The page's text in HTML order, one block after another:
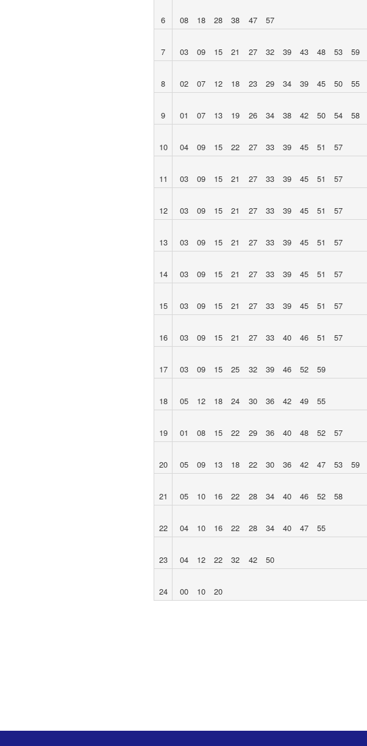
6 08 18 28 38 47 57
7 03 09 15 21 27 32 39 43 48 53 59
8 02 07 12 18 23 29 34 39 45 50 55
9 01 07 13 19 26 34 38 42 50 54 58
10 04 09 15 22 27 33 39 45 51 57
11 03 09 15 21 27 33 39 45 51 57
12 03 09 15 21 27 33 39 45 51 57
13 03 09 15 21 27 33 39 45 51 57
14 03 09 15 21 27 33 39 45 51 57
15 03 09 15 21 27 33 39 45 51 57
16 03 09 15 21 27 33 40 46 51 57
17 03 09 15 25 32 39 46 52 59
18 05 12 18 24 30 36 42 49 55
19 01 08 15 22 29 36 40 48 52 57
20 05 09 13 18 22 30 36 42 47 53 59
21 05 10 16 22 28 34 40 46 52 58
22 04 10 16 22 28 34 40 47 55
23 04 12 22 32 42 50
24 00 10 20